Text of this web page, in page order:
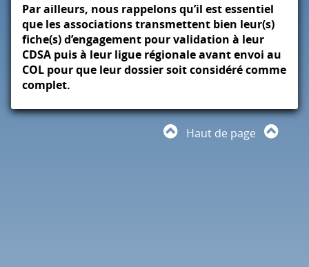
Par ailleurs, nous rappelons qu’il est essentiel
que les associations transmettent bien leur(s)
fiche(s) d’engagement pour validation à leur
CDSA puis à leur ligue régionale avant envoi au
COL pour que leur dossier soit considéré comme
complet.
Haut de page